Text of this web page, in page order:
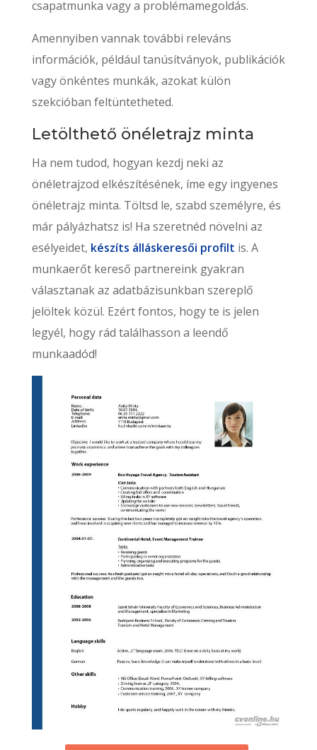
csapatmunka vagy a problémamegoldás.
Amennyiben vannak további releváns
információk, például tanúsítványok, publikációk
vagy önkéntes munkák, azokat külön
szekcióban feltüntetheted.
Letölthető önéletrajz minta
Ha nem tudod, hogyan kezdj neki az
önéletrajzod elkészítésének, íme egy ingyenes
önéletrajz minta. Töltsd le, szabd személyre, és
már pályázhatsz is! Ha szeretnéd növelni az
esélyeidet, készíts álláskeresői profilt is. A
munkaerőt kereső partnereink gyakran
választanak az adatbázisunkban szereplő
jelöltek közül. Ezért fontos, hogy te is jelen
legyél, hogy rád találhasson a leendő
munkaadód!